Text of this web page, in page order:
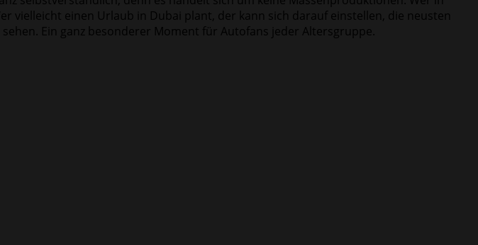
vielleicht einen Urlaub in Dubai plant, der kann sich darauf einstellen, die neusten
Ein ganz besonderer Moment für Autofans jeder Altersgruppe.